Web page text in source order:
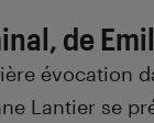
de
évocation
Lantier se